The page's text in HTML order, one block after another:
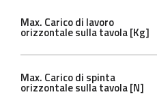
Max. Carico di lavoro
orizzontale sulla tavola [Kg]
Max. Carico di spinta
orizzontale sulla tavola [N]